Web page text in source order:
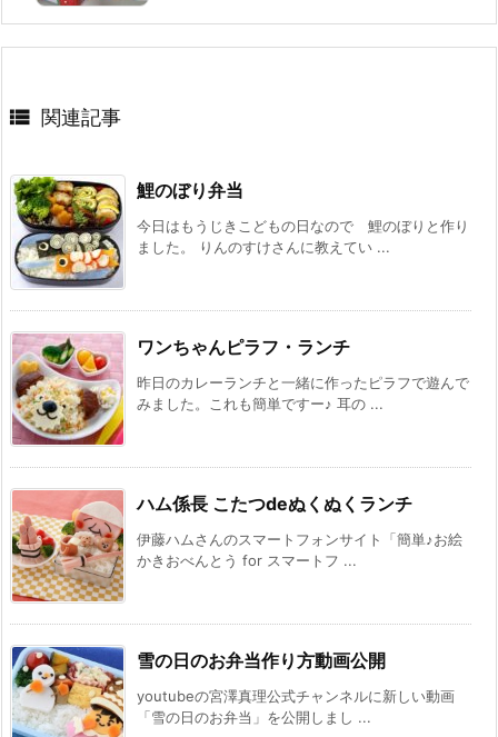
 関連記事
鯉のぼり弁当
今日はもうじきこどもの日なので 鯉のぼりと作り
ました。 りんのすけさんに教えてい ...
ワンちゃんピラフ・ランチ
昨日のカレーランチと一緒に作ったピラフで遊んで
みました。これも簡単ですー♪ 耳の ...
ハム係長 こたつdeぬくぬくランチ
伊藤ハムさんのスマートフォンサイト「簡単♪お絵
かきおべんとう for スマートフ ...
雪の日のお弁当作り方動画公開
youtubeの宮澤真理公式チャンネルに新しい動画
「雪の日のお弁当」を公開しまし ...